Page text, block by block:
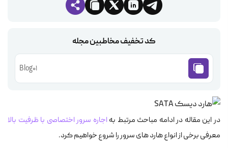
کد تخفیف مخاطبین مجله
Blog01
در این مقاله در ادامه مباحث مرتبط بهاجاره سرور اختصاصی با ظرفیت بالا
معرفی برخی از انواع هارد های سرور را شروع خواهیم کرد.